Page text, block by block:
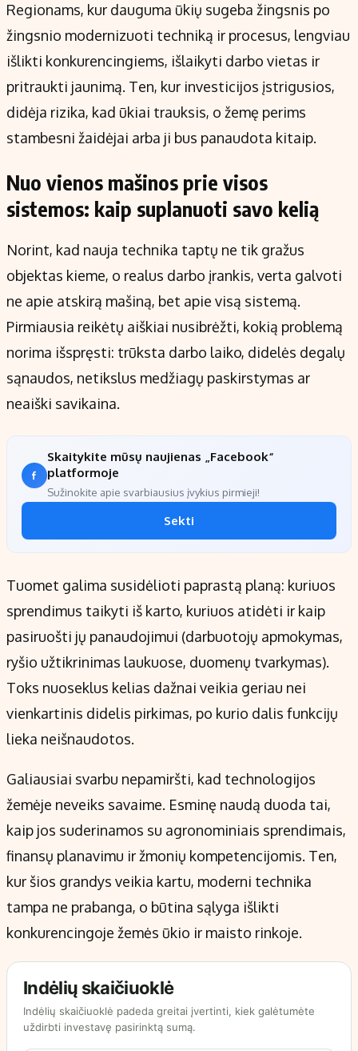
Regionams, kur dauguma ūkių sugeba žingsnis po
žingsnio modernizuoti techniką ir procesus, lengviau
išlikti konkurencingiems, išlaikyti darbo vietas ir
pritraukti jaunimą. Ten, kur investicijos įstrigusios,
didėja rizika, kad ūkiai trauksis, o žemę perims
stambesni žaidėjai arba ji bus panaudota kitaip.
Nuo vienos mašinos prie visos
sistemos: kaip suplanuoti savo kelią
Norint, kad nauja technika taptų ne tik gražus
objektas kieme, o realus darbo įrankis, verta galvoti
ne apie atskirą mašiną, bet apie visą sistemą.
Pirmiausia reikėtų aiškiai nusibrėžti, kokią problemą
norima išspręsti: trūksta darbo laiko, didelės degalų
sąnaudos, netikslus medžiagų paskirstymas ar
neaiški savikaina.
Skaitykite mūsų naujienas „Facebook“
platformoje
Sužinokite apie svarbiausius įvykius pirmieji!
Sekti
Tuomet galima susidėlioti paprastą planą: kuriuos
sprendimus taikyti iš karto, kuriuos atidėti ir kaip
pasiruošti jų panaudojimui (darbuotojų apmokymas,
ryšio užtikrinimas laukuose, duomenų tvarkymas).
Toks nuoseklus kelias dažnai veikia geriau nei
vienkartinis didelis pirkimas, po kurio dalis funkcijų
lieka neišnaudotos.
Galiausiai svarbu nepamiršti, kad technologijos
žemėje neveiks savaime. Esminę naudą duoda tai,
kaip jos suderinamos su agronominiais sprendimais,
finansų planavimu ir žmonių kompetencijomis. Ten,
kur šios grandys veikia kartu, moderni technika
tampa ne prabanga, o būtina sąlyga išlikti
konkurencingoje žemės ūkio ir maisto rinkoje.